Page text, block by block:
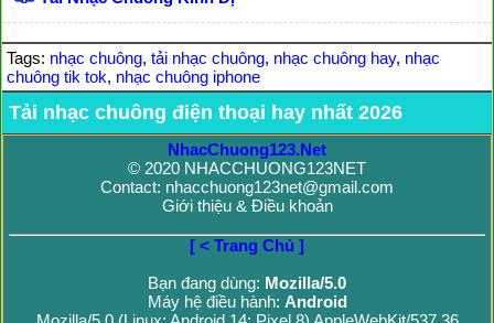
Tags: nhạc chuông, tải nhạc chuông, nhạc chuông hay, nhạc
chuông tik tok, nhạc chuông iphone
Tải nhạc chuông điện thoại hay nhất 2026
NhacChuong123.Net
© 2020 NHACCHUONG123NET
Contact: nhacchuong123net@gmail.com
Giới thiệu & Điều khoản
[ < Trang Chủ ]
Bạn đang dùng: Mozilla/5.0
Máy hệ điều hành: Android